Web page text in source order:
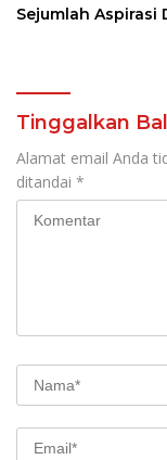
Sejumlah Aspirasi
Tinggalkan
Alamat email Anda
ditandai *